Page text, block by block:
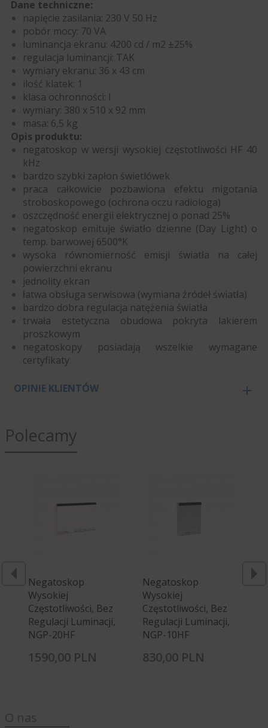
Dane techniczne:
napięcie zasilania: 230 V 50 Hz
pobór mocy: 70 VA
luminancja ekranu: 4200 cd / m2 ±25%
regulacja luminancji: TAK
wymiary ekranu: 36 x 43 cm
ilość klatek: 1
klasa ochronności: I
wymiary: 380 x 510 x 92 mm
masa: 6,5 kg
Opis produktu:
negatoskop w wersji wysokiej częstotliwości HF 40
kHz
bardzo szybki zapłon świetlówek
praca całkowicie pozbawiona efektu migotania
stroboskopowego (ochrona oczu radiologa)
oszczędność energii elektrycznej o ponad 25%
negatoskop emituje światło dzienne (Day Light) o
temp. barwowej 6500°K
wysoka równomierność emisji światła na całej
powierzchni ekranu
jednolity ekran
łatwa obsługa serwisowa (wymiana źródeł światła)
bardzo dobra regulacja natężenia światła
trwała estetyczna obudowa pokryta lakierem
proszkowym
negatoskopy posiadają wszelkie wymagane
certyfikaty
OPINIE KLIENTÓW
Polecamy
Negatoskop
Wysokiej
Częstotliwości, Bez
Regulacji Luminacji,
NGP-20HF
1590,00 PLN
Negatoskop
Wysokiej
Częstotliwości, Bez
Regulacji Luminacji,
NGP-10HF
830,00 PLN
O nas